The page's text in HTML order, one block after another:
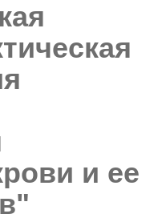
и ее